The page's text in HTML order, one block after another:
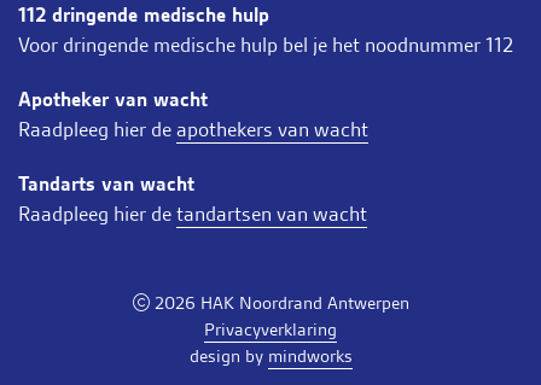
112 dringende medische hulp
Voor dringende medische hulp bel je het noodnummer 112
Apotheker van wacht
Raadpleeg hier deapothekers van wacht
Tandarts van wacht
Raadpleeg hier detandartsen van wacht
2026 HAK Noordrand Antwerpen
Privacyverklaring
design by mindworks